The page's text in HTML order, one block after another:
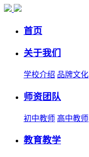
首页
关于我们
学校介绍 品牌文化
师资团队
初中教师 高中教师
教育教学